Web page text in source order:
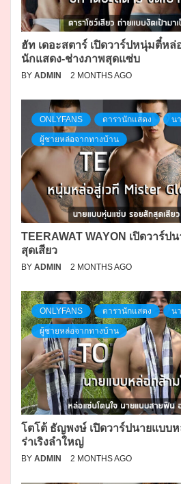
ฮัท เดอะสตาร์ เปิดวาร์ปหนุ่มตี๋หล่
นักแสดง-ช่างภาพสุดแซ่บ
BY ADMIN 2 MONTHS AGO
ONLYFANS ดารานักแสดง น
ผู้ชายหล่อจากทางบ้าน
TEERAWAT WAYON เปิดวาร์
สุดเสียว
BY ADMIN 2 MONTHS AGO
ONLYFANS ดารานักแสดง น
ผู้ชายหล่อจากทางบ้าน
โตโต้ ธัญพงษ์ เปิดวาร์ปนายแบบ
ร่าเริงลำใหญ่
BY ADMIN 2 MONTHS AGO